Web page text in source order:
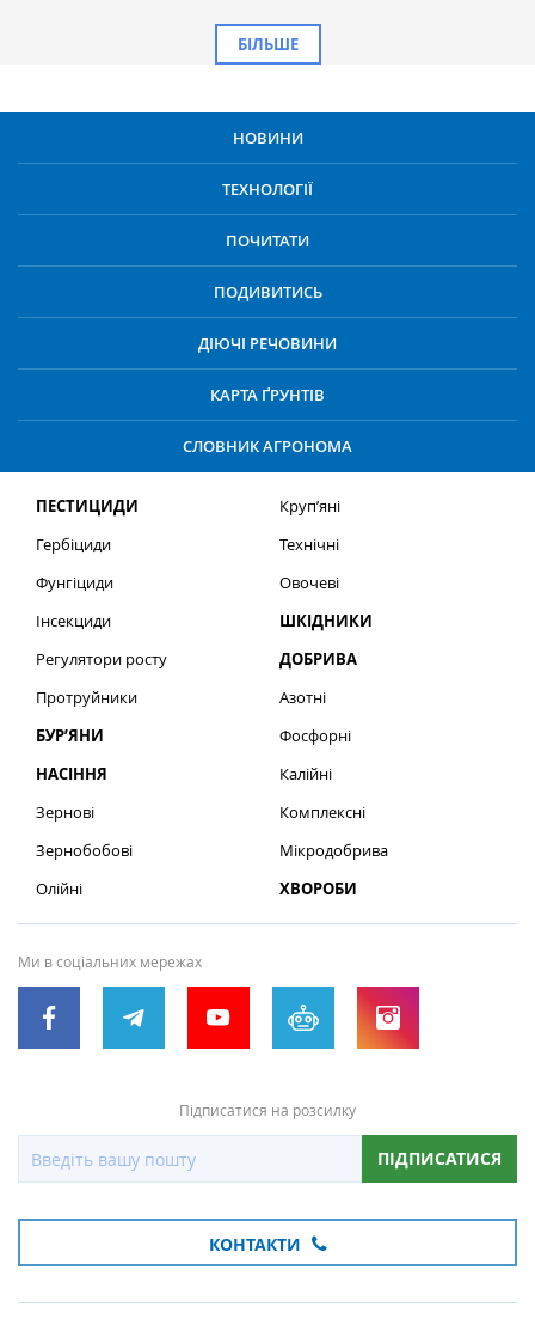
БІЛЬШЕ
НОВИНИ
ТЕХНОЛОГІЇ
ПОЧИТАТИ
ПОДИВИТИСЬ
ДІЮЧІ РЕЧОВИНИ
КАРТА ҐРУНТІВ
СЛОВНИК АГРОНОМА
ПЕСТИЦИДИ
Гербіциди
Фунгіциди
Інсекциди
Регулятори росту
Протруйники
БУР’ЯНИ
НАСІННЯ
Зернові
Зернобобові
Олійні
Круп’яні
Технічні
Овочеві
ШКІДНИКИ
ДОБРИВА
Азотні
Фосфорні
Калійні
Комплексні
Мікродобрива
ХВОРОБИ
Ми в соціальних мережах
Підписатися на розсилку
ПІДПИСАТИСЯ
КОНТАКТИ